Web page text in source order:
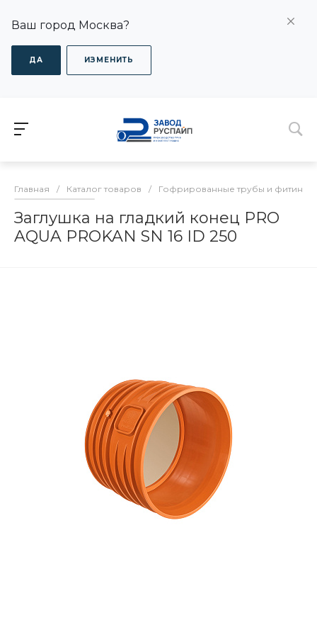
Ваш город Москва?
ДА ИЗМЕНИТЬ
Главная / Каталог товаров / Гофрированные трубы и фитинги
Заглушка на гладкий конец PRO
AQUA PROKAN SN 16 ID 250